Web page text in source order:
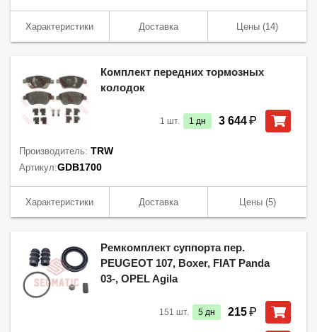
Характеристики Доставка Цены (14)
Комплект передних тормозных
колодок
1 шт. 1 дн 3 644₽
Производитель: TRW
Артикул:GDB1700
Характеристики Доставка Цены(5)
Ремкомплект суппорта пер.
PEUGEOT 107, Boxer, FIAT Panda
03-, OPEL Agila
151 шт. 5 дн 215₽